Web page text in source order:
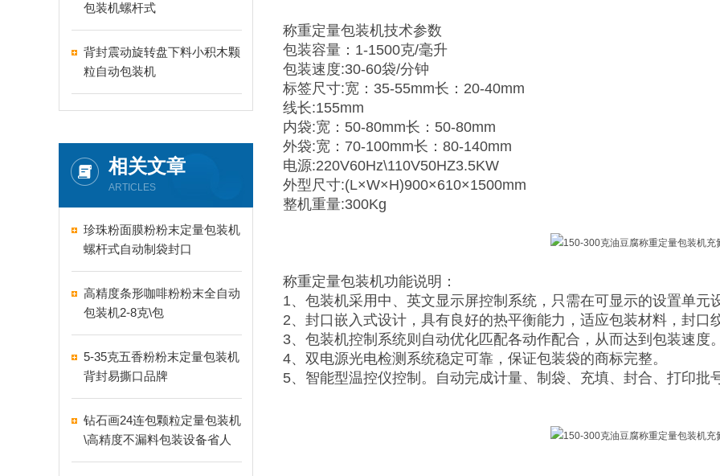
包装机螺杆式
背封震动旋转盘下料小积木颗
粒自动包装机
相关文章
ARTICLES
珍珠粉面膜粉粉末定量包装机
螺杆式自动制袋封口
高精度条形咖啡粉粉末全自动
包装机2-8克\包
5-35克五香粉粉末定量包装机
背封易撕口品牌
钻石画24连包颗粒定量包装机
\高精度不漏料包装设备省人
工
称重定量包装机技术参数
包装容量：1-1500克/毫升
包装速度:30-60袋/分钟
标签尺寸:宽：35-55mm长：20-40mm
线长:155mm
内袋:宽：50-80mm长：50-80mm
外袋:宽：70-100mm长：80-140mm
电源:220V60Hz\110V50HZ3.5KW
外型尺寸:(L×W×H)900×610×1500mm
整机重量:300Kg
称重定量包装机功能说明：
1、包装机采用中、英文显示屏控制系统，只需在可显示的设置单元
2、封口嵌入式设计，具有良好的热平衡能力，适应包装材料，封口
3、包装机控制系统则自动优化匹配各动作配合，从而达到包装速度
4、双电源光电检测系统稳定可靠，保证包装袋的商标完整。
5、智能型温控仪控制。自动完成计量、制袋、充填、封合、打印批